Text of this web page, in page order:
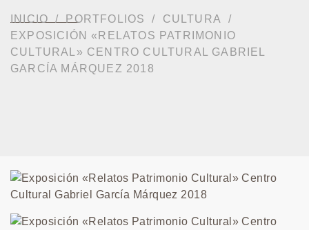
INICIO PORTFOLIOS
CULTURA
EXPOSICIÓN «RELATOS PATRIMONIO
CULTURAL» CENTRO CULTURAL GABRIEL
GARCÍA MÁRQUEZ 2018